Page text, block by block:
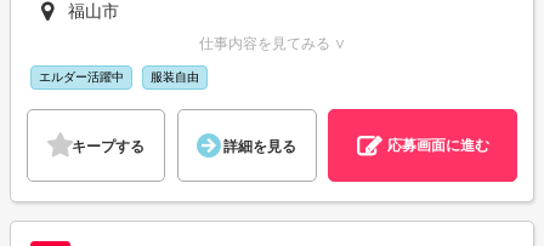
福山市
仕事内容を見てみる ∨
エルダー活躍中 服装自由
キープする 詳細を見る 応募画面に進む